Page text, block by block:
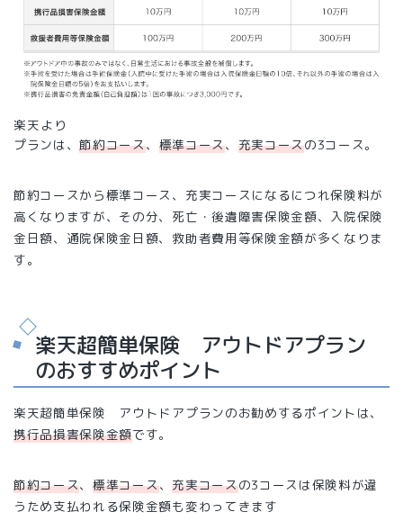
楽天より
プランは、節約コース、 標準コース、 充実コースの3コース。
節約コースから標準コース、充実コースになるにつれ保険料が
高くなりますが、その分、死亡・後遺障害保険金額、入院保険
金日額、通院保険金日額、救助者費用等保険金額が多くなりま
す。
楽天超簡単保険 アウトドアプラン
のおすすめポイント
楽天超簡単保険 アウトドアプランのお勧めするポイントは、
携行品損害保険金額です。
節約コース、標準コース、充実コースの3コースは保険料が違
うため支払われる保険金額も変わってきます